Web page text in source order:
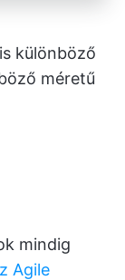
is különböző
méretű
mindig
Agile